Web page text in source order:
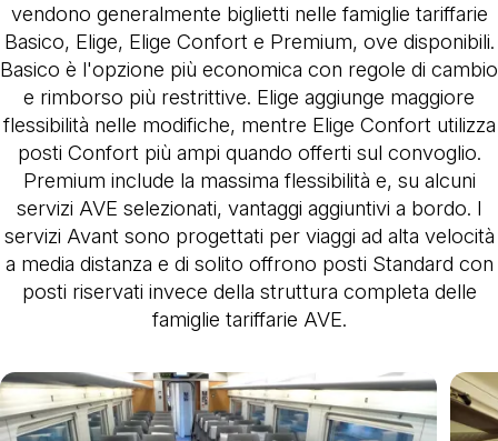
vendono generalmente biglietti nelle famiglie tariffarie
Basico, Elige, Elige Confort e Premium, ove disponibili.
Basico è l'opzione più economica con regole di cambio
e rimborso più restrittive. Elige aggiunge maggiore
flessibilità nelle modifiche, mentre Elige Confort utilizza
posti Confort più ampi quando offerti sul convoglio.
Premium include la massima flessibilità e, su alcuni
servizi AVE selezionati, vantaggi aggiuntivi a bordo. I
servizi Avant sono progettati per viaggi ad alta velocità
a media distanza e di solito offrono posti Standard con
posti riservati invece della struttura completa delle
famiglie tariffarie AVE.